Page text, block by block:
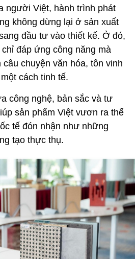
người Việt, hành trình phát
không dừng lại ở sản xuất
đầu tư vào thiết kế. Ở đó,
đáp ứng công năng mà
chuyện văn hóa, tôn vinh
cách tinh tế.
công nghệ, bản sắc và tư
sản phẩm Việt vươn ra thế
tế đón nhận như những
tạo thực thụ.